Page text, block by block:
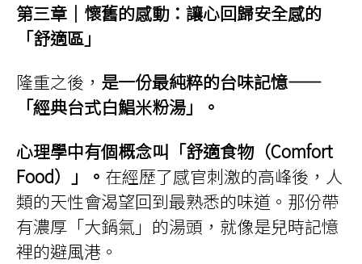
第三章｜懷舊的感動：讓心回歸安全感的
「舒適區」
隆重之後， 是一份最純粹的台味記憶——
「經典台式白鯧米粉湯」。
心理學中有個概念叫「舒適食物（Comfort
Food）」。 在經歷了感官刺激的高峰後，人
類的天性會渴望回到最熟悉的味道。那份帶
有濃厚「大鍋氣」的湯頭，就像是兒時記憶
裡的避風港。